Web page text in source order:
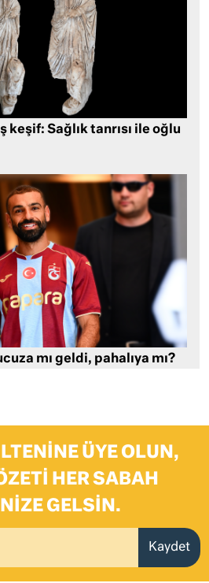
keşif: Sağlık tanrısı ile oğlu
mı geldi, pahalıya mı?
ÜYE OLUN,
HER SABAH
GELSIN.
Kaydet